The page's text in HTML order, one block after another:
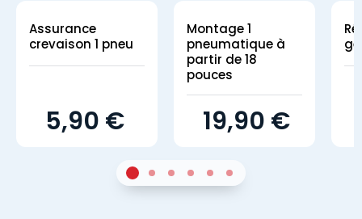
Assurance
crevaison 1 pneu
5,90 €
Montage 1
pneumatique à
partir de 18
pouces
19,90 €
Sur 42Sur 43Sur 44Sur 45Sur 46Sur 4